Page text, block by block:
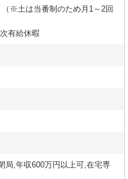
※土は当番制のため月1～2回
有給休暇
局,年収600万円以上可,在宅専